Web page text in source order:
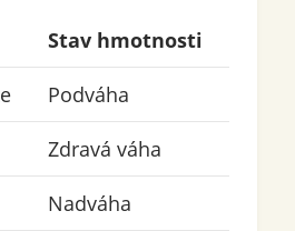
Stav hmotnosti
Podváha
Zdravá váha
Nadváha